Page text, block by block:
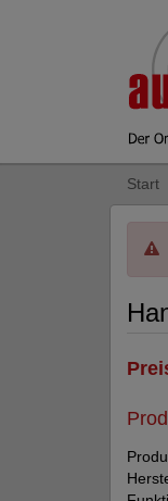
Start